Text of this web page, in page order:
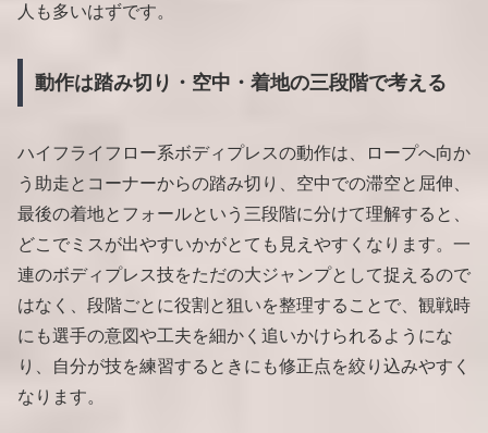
人も多いはずです。
動作は踏み切り・空中・着地の三段階で考える
ハイフライフロー系ボディプレスの動作は、ロープへ向か
う助走とコーナーからの踏み切り、空中での滞空と屈伸、
最後の着地とフォールという三段階に分けて理解すると、
どこでミスが出やすいかがとても見えやすくなります。一
連のボディプレス技をただの大ジャンプとして捉えるので
はなく、段階ごとに役割と狙いを整理することで、観戦時
にも選手の意図や工夫を細かく追いかけられるようにな
り、自分が技を練習するときにも修正点を絞り込みやすく
なります。